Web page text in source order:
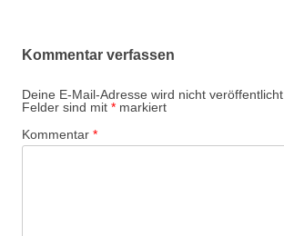
Kommentar verfassen
Deine E-Mail-Adresse wird nicht veröffentlicht.
Felder sind mit * markiert
Kommentar *